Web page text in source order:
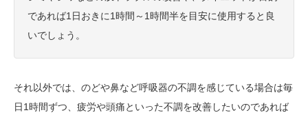
であれば1日おきに1時間～1時間半を目安に使用すると良
いでしょう。
それ以外では、のどや鼻など呼吸器の不調を感じている場合は毎
日1時間ずつ、疲労や頭痛といった不調を改善したいのであれば